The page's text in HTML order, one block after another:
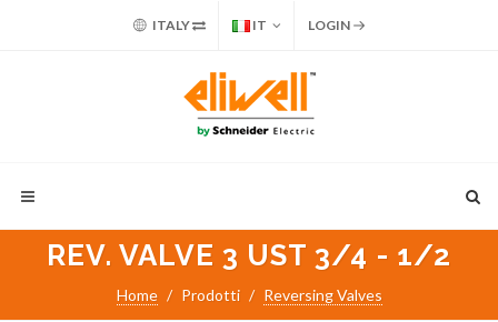
ITALY IT LOGIN
REV. VALVE 3 UST 3/4 - 1/2
Home Prodotti Reversing Valves